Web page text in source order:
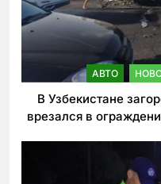
АВТО
В Узбекистане
врезался в